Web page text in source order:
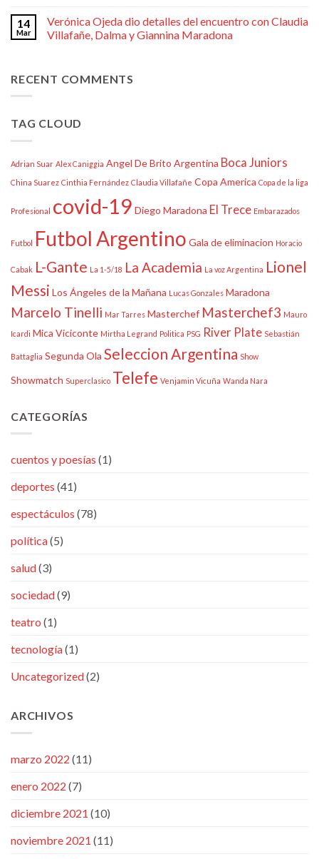
14
Mar
Verónica Ojeda dio detalles del encuentro con Claudia
Villafañe, Dalma y Giannina Maradona
RECENT COMMENTS
TAG CLOUD
Adrian Suar Alex Caniggia Angel De Brito Argentina Boca Juniors
China Suarez Cinthia Fernández Claudia Villafañe Copa America Copa de la liga
Profesional covid-19 Diego Maradona El Trece Embarazados
Futbol Futbol Argentino Gala de eliminacion Horacio
Cabak L-Gante La 1-5/18 La Academia La voz Argentina Lionel
Messi Los Ángeles de la Mañana Lucas Gonzales Maradona
Marcelo Tinelli Mar Tarres Masterchef Masterchef3 Mauro
Icardi Mica Viciconte Mirtha Legrand Politica PSG River Plate Sebastián
Battaglia Segunda Ola Seleccion Argentina Show
Showmatch Superclasico Telefe Venjamin Vicuña Wanda Nara
CATEGORÍAS
cuentos y poesías (1)
deportes (41)
espectáculos (78)
política(5)
salud(3)
sociedad(9)
teatro (1)
tecnología(1)
Uncategorized(2)
ARCHIVOS
marzo 2022 (11)
enero 2022 (7)
diciembre 2021 (10)
noviembre 2021 (11)